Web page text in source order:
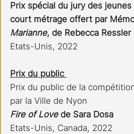
Prix spécial du jury des
court métrage offert par
Marianne, de Rebecca Ressler
Etats-Unis, 2022
Prix du public
Prix du public de la
par la Ville de Nyon
Fire of Love de Sara Dosa
Etats-Unis, Canada, 2022